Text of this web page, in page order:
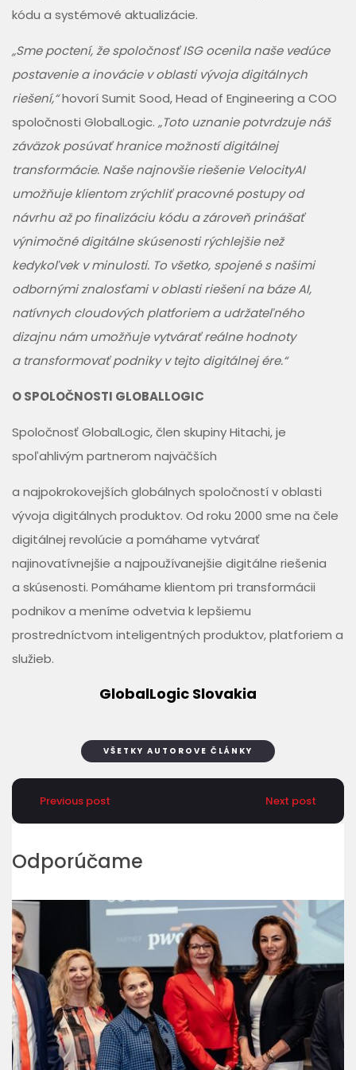
kódu a systémové aktualizácie.
„Sme poctení, že spoločnosť ISG ocenila naše vedúce
postavenie a inovácie v oblasti vývoja digitálnych
riešení,“hovorí Sumit Sood, Head of Engineering a COO
spoločnosti GlobalLogic. „Toto uznanie potvrdzuje náš
záväzok posúvať hranice možností digitálnej
transformácie. Naše najnovšie riešenie VelocityAI
umožňuje klientom zrýchliť pracovné postupy od
návrhu až po finalizáciu kódu a zároveň prinášať
výnimočné digitálne skúsenosti rýchlejšie než
kedykoľvek v minulosti. To všetko, spojené s našimi
odbornými znalosťami v oblasti riešení na báze AI,
natívnych cloudových platforiem a udržateľného
dizajnu nám umožňuje vytvárať reálne hodnoty
a transformovať podniky v tejto digitálnej ére.“
O SPOLOČNOSTI GLOBALLOGIC
Spoločnosť GlobalLogic, člen skupiny Hitachi, je
spoľahlivým partnerom najväčších
a najpokrokovejších globálnych spoločností v oblasti
vývoja digitálnych produktov. Od roku 2000 sme na čele
digitálnej revolúcie a pomáhame vytvárať
najinovatívnejšie a najpoužívanejšie digitálne riešenia
a skúsenosti. Pomáhame klientom pri transformácii
podnikov a meníme odvetvia k lepšiemu
prostredníctvom inteligentných produktov, platforiem a
služieb.
GlobalLogic Slovakia
VŠETKY AUTOROVE ČLÁNKY
Previous post Next post
Odporúčame